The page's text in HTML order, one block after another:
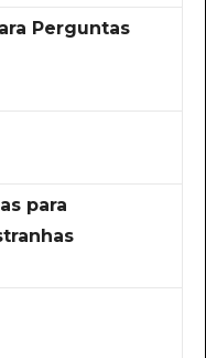
Perguntas
para